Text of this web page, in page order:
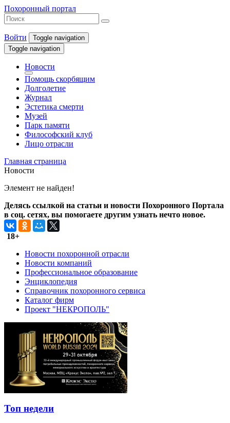
Похоронный портал
Войти
Toggle navigation
Toggle navigation
Новости
Помощь скорбящим
Долголетие
Журнал
Эстетика смерти
Музей
Парк памяти
Философский клуб
Лицо отрасли
Главная страница
Новости
Элемент не найден!
Делясь ссылкой на статьи и новости Похоронного Портала
в соц. сетях, вы помогаете другим узнать нечто новое.
18+
Новости похоронной отрасли
Новости компаний
Профессиональное образование
Энциклопедия
Справочник похоронного сервиса
Каталог фирм
Проект "НЕКРОПОЛЬ"
Топ недели